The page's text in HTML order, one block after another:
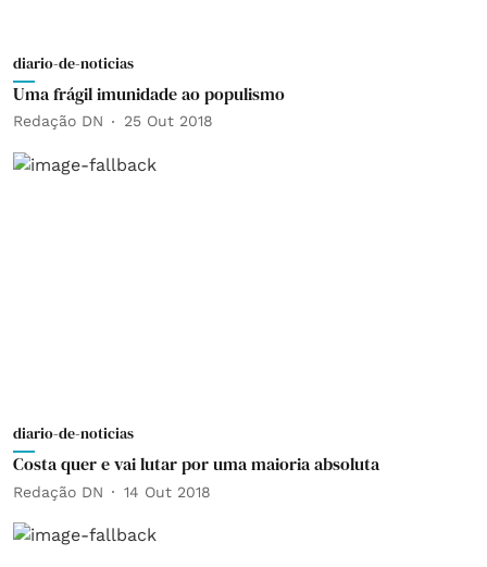
diario-de-noticias
Uma frágil imunidade ao populismo
Redação DN 25 Out 2018
diario-de-noticias
Costa quer e vai lutar por uma maioria absoluta
Redação DN 14 Out 2018